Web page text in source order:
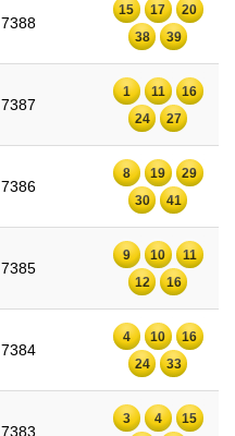
7388
15 17
20
38
39
7387
1 11
16
24
27
7386
8 19
29
30
41
7385
9 10
11
12
16
7384
4 10
16
24
33
7383
3 4 15